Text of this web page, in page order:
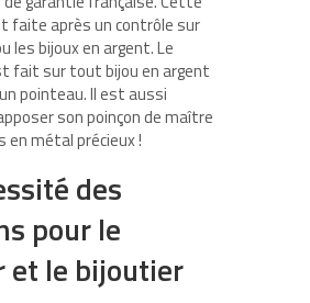
faite après un contrôle sur
les bijoux en argent. Le
fait sur tout bijou en argent
pointeau. Il est aussi
son poinçon de maître
en métal précieux !
des
pour le
et le bijoutier